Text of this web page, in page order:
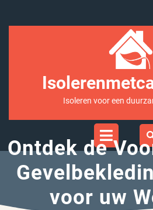
Isoleren voor een
Open
Ontdek de
voor uw